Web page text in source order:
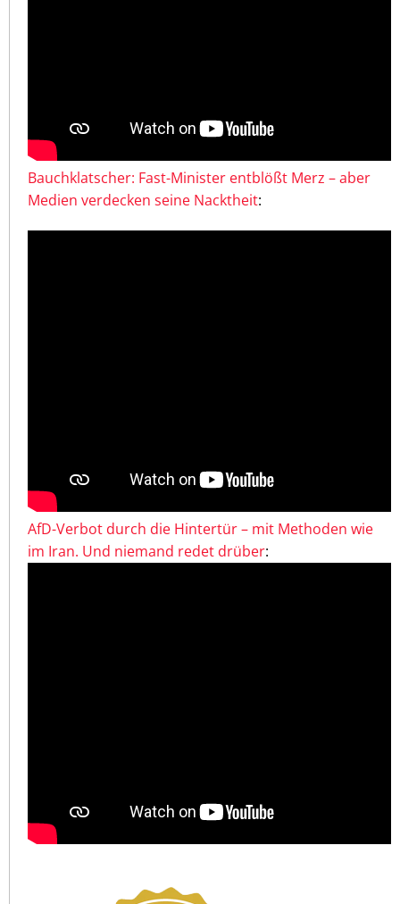
Bauchklatscher: Fast-Minister entblößt Merz – aber
Medien verdecken seine Nacktheit:
AfD-Verbot durch die Hintertür – mit Methoden wie
im Iran. Und niemand redet drüber: